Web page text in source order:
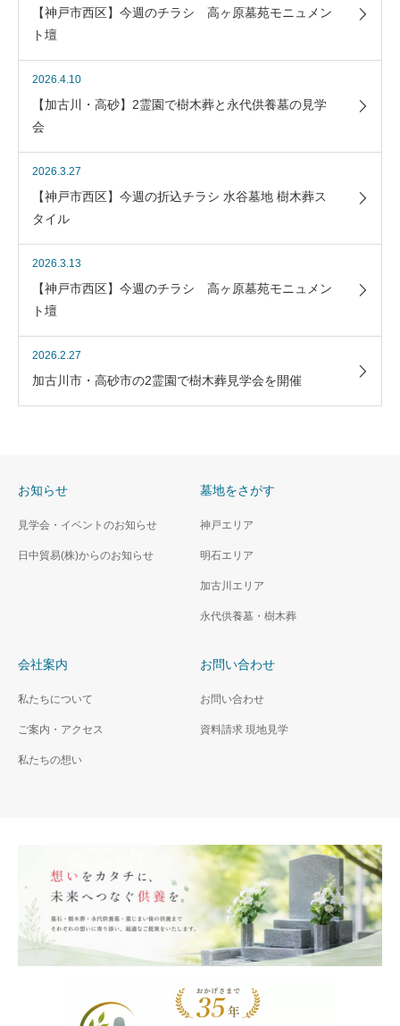
【神戸市西区】今週のチラシ 高ヶ原墓苑モニュメン
ト壇
2026.4.10
【加古川・高砂】2霊園で樹木葬と永代供養墓の見学
会
2026.3.27
【神戸市西区】今週の折込チラシ 水谷墓地 樹木葬ス
タイル
2026.3.13
【神戸市西区】今週のチラシ 高ヶ原墓苑モニュメン
ト壇
2026.2.27
加古川市・高砂市の2霊園で樹木葬見学会を開催
お知らせ
見学会・イベントのお知らせ
日中貿易(株)からのお知らせ
墓地をさがす
神戸エリア
明石エリア
加古川エリア
永代供養墓・樹木葬
会社案内
私たちについて
ご案内・アクセス
私たちの想い
お問い合わせ
お問い合わせ
資料請求 現地見学